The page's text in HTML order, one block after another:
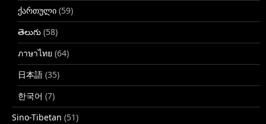
ქართული (59)
తెలుగు (58)
ภาษาไทย (64)
日本語 (35)
한국어 (7)
Sino-Tibetan (51)